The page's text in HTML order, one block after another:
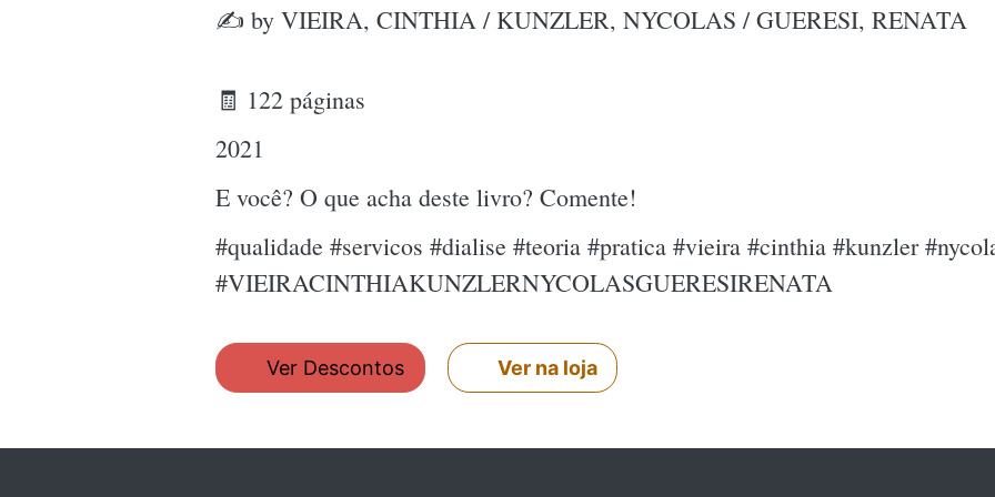
✍ by VIEIRA, CINTHIA / KUNZLER, NYCOLAS / GUERESI, RENATA
🧾 122 páginas
2021
E você? O que acha deste livro? Comente!
#qualidade #servicos #dialise #teoria #pratica #vieira #cinthia #kunzler
#VIEIRACINTHIAKUNZLERNYCOLASGUERESIRENATA
Ver Descontos Ver na loja